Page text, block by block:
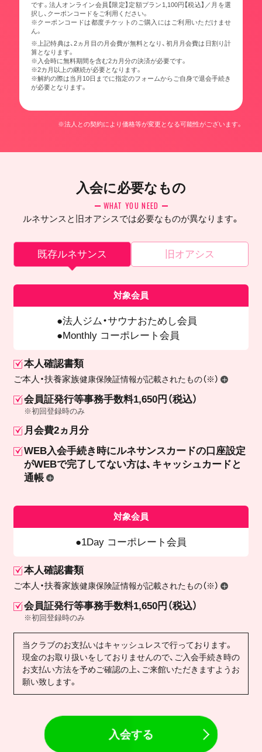
です。法人オンライン会員【限定】定額プラン1,100円【税込】／月を選
択し、クーポンコードをご利用ください。
※クーポンコードは都度チケットのご購入にはご利用いただけませ
ん。
※上記特典は、2ヵ月目の月会費が無料となり、初月月会費は日割り計
算となります。
※入会時に無料期間を含む2カ月分の決済が必要です。
※2カ月以上の継続が必要となります。
※解約の際は当月10日までに指定のフォームからご自身で退会手続き
が必要となります。
※法人との契約により価格等が変更となる可能性がございます。
入会に必要なもの
WHAT YOU NEED
ルネサンスと旧オアシスでは必要なものが異なります。
既存ルネサンス 旧オアシス
対象会員
法人ジム・サウナおためし会員
Monthly コーポレート会員
本人確認書類
ご本人・扶養家族健康保険証情報が記載されたもの（※）
会員証発行等事務手数料1,650円（税込）
※初回登録時のみ
月会費2ヵ月分
WEB入会手続き時にルネサンスカードの口座設定
がWEBで完了してない方は、キャッシュカードと
通帳
対象会員
1Day コーポレート会員
本人確認書類
ご本人・扶養家族健康保険証情報が記載されたもの（※）
会員証発行等事務手数料1,650円（税込）
※初回登録時のみ
当クラブのお支払いはキャッシュレスで行っております。
現金のお取り扱いをしておりませんので、ご入会手続き時の
お支払い方法を予めご確認の上、ご来館いただきますようお
願い致します。
入会する